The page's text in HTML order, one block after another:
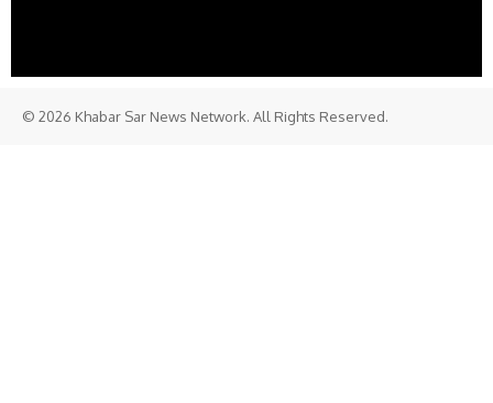
© 2026 Khabar Sar News Network. All Rights Reserved.